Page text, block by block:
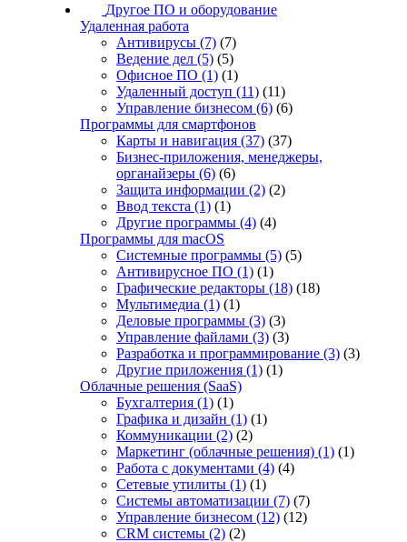
Другое ПО и оборудование
Удаленная работа
Антивирусы (7) (7)
Ведение дел (5) (5)
Офисное ПО (1) (1)
Удаленный доступ (11) (11)
Управление бизнесом (6) (6)
Программы для смартфонов
Карты и навигация (37) (37)
Бизнес-приложения, менеджеры,
органайзеры (6) (6)
Защита информации (2) (2)
Ввод текста (1) (1)
Другие программы (4) (4)
Программы для macOS
Системные программы (5) (5)
Антивирусное ПО (1) (1)
Графические редакторы (18) (18)
Мультимедиа (1) (1)
Деловые программы (3) (3)
Управление файлами (3) (3)
Разработка и программирование (3) (3)
Другие приложения (1) (1)
Облачные решения (SaaS)
Бухгалтерия (1) (1)
Графика и дизайн (1) (1)
Коммуникации (2) (2)
Маркетинг (облачные решения) (1) (1)
Работа с документами (4) (4)
Сетевые утилиты (1) (1)
Системы автоматизации (7) (7)
Управление бизнесом (12) (12)
CRM системы (2) (2)